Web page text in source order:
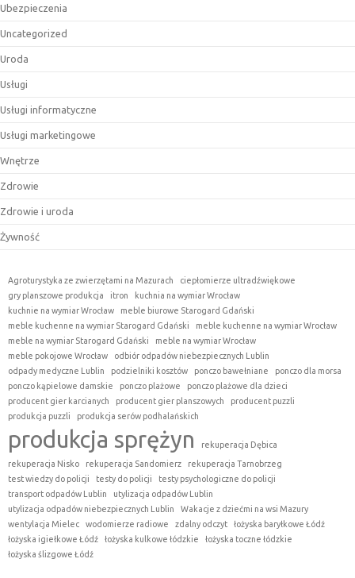
Ubezpieczenia
Uncategorized
Uroda
Usługi
Usługi informatyczne
Usługi marketingowe
Wnętrze
Zdrowie
Zdrowie i uroda
Żywność
Agroturystyka ze zwierzętami na Mazurach
ciepłomierze ultradźwiękowe
gry planszowe produkcja
itron
kuchnia na wymiar Wrocław
kuchnie na wymiar Wrocław
meble biurowe Starogard Gdański
meble kuchenne na wymiar Starogard Gdański
meble kuchenne na wymiar Wrocław
meble na wymiar Starogard Gdański
meble na wymiar Wrocław
meble pokojowe Wrocław
odbiór odpadów niebezpiecznych Lublin
odpady medyczne Lublin
podzielniki kosztów ponczo bawełniane
ponczo dla morsa
ponczo kąpielowe damskie
ponczo plażowe
ponczo plażowe dla dzieci
producent gier karcianych
producent gier planszowych
producent puzzli
produkcja puzzli
produkcja serów podhalańskich
produkcja sprężyn
rekuperacja Dębica
rekuperacja Nisko
rekuperacja Sandomierz
rekuperacja Tarnobrzeg
test wiedzy do policji
testy do policji
testy psychologiczne do policji
transport odpadów Lublin
utylizacja odpadów Lublin
utylizacja odpadów niebezpiecznych Lublin
Wakacje z dziećmi na wsi Mazury
wentylacja Mielec
wodomierze radiowe zdalny odczyt
łożyska baryłkowe Łódź
łożyska igiełkowe Łódź
łożyska kulkowe łódzkie
łożyska toczne łódzkie
łożyska ślizgowe Łódź